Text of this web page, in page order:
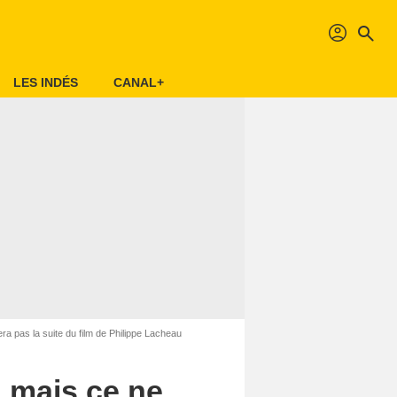
profil search
LES INDÉS CANAL+
pas la suite du film de Philippe Lacheau